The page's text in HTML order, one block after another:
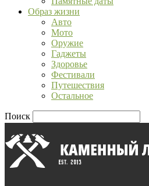
Образ жизни
Авто
Мото
Оружие
Гаджеты
Здоровье
Фестивали
Путешествия
Остальное
Поиск